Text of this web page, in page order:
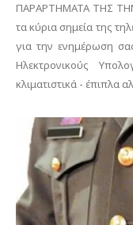
ΠΑΡΑΡΤΗΜΑΤΑ ΤΗΣ
τα κύρια σημεία της
για την ενημέρωση
Ηλεκτρονικούς
κλιματιστικά -